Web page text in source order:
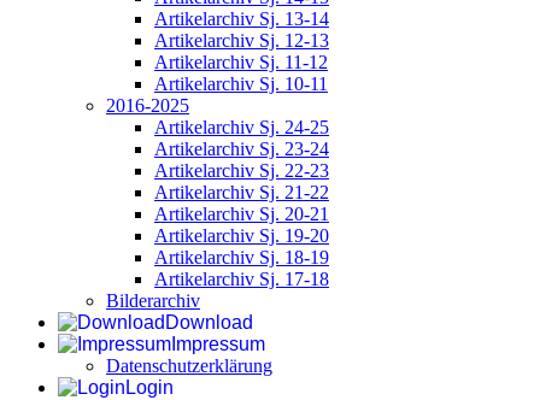
Artikelarchiv Sj. 13-14
Artikelarchiv Sj. 12-13
Artikelarchiv Sj. 11-12
Artikelarchiv Sj. 10-11
2016-2025
Artikelarchiv Sj. 24-25
Artikelarchiv Sj. 23-24
Artikelarchiv Sj. 22-23
Artikelarchiv Sj. 21-22
Artikelarchiv Sj. 20-21
Artikelarchiv Sj. 19-20
Artikelarchiv Sj. 18-19
Artikelarchiv Sj. 17-18
Bilderarchiv
Download
Impressum
Datenschutzerklärung
Login